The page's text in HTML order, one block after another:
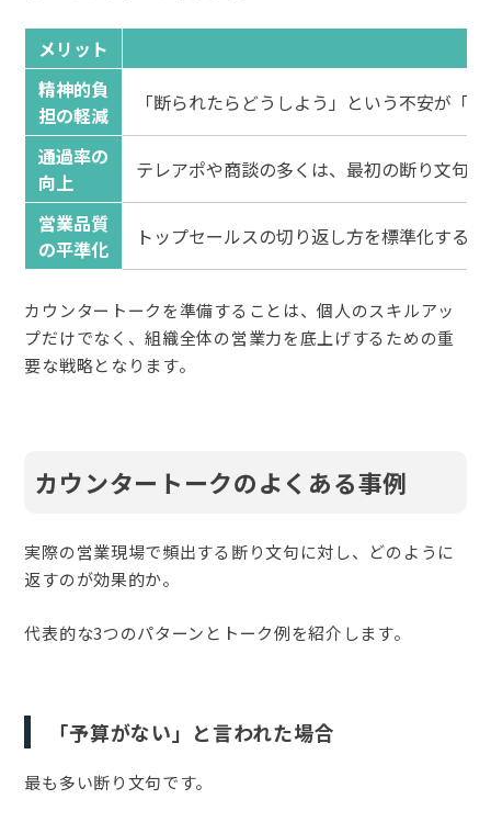
メリット
精神的負
担の軽減
「断られたらどうしよう」という不安が「
通過率の
向上
テレアポや商談の多くは、最初の断り文句
営業品質
の平準化
トップセールスの切り返し方を標準化する
カウンタートークを準備することは、個人のスキルアッ
プだけでなく、組織全体の営業力を底上げするための重
要な戦略となります。
カウンタートークのよくある事例
実際の営業現場で頻出する断り文句に対し、どのように
返すのが効果的か。
代表的な3つのパターンとトーク例を紹介します。
「予算がない」と言われた場合
最も多い断り文句です。